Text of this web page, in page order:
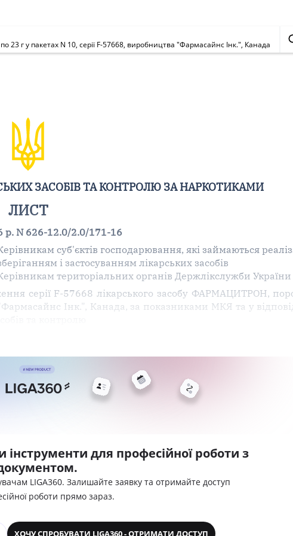
г у пакетах N 10, серії F-57668, виробництва "Фармасайнс Інк.", Канада
ЗАСОБІВ ТА КОНТРОЛЮ ЗА НАРКОТИКАМИ
ЛИСТ
р. N 626-12.0/2.0/171-16
суб'єктів господарювання, які займаються
і застосуванням лікарських засобів
територіальних органів Держлікслужби України
серії F-57668 лікарського засобу ФАРМАЦИТРОН,
Інк.", Канада, за показниками МКЯ та у
інструменти для професійної роботи з
LIGA360. Залишайте заявку та отримайте доступ
роботи прямо зараз.
ХОЧУ СПРОБУВАТИ LIGA360 - ОТРИМАТИ ДОСТУП